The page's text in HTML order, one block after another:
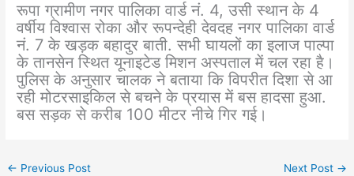
रूपा ग्रामीण नगर पालिका वार्ड नं. 4, उसी स्थान के 4
वर्षीय विश्वास रोका और रूपन्देही देवदह नगर पालिका वार्ड
नं. 7 के खड़क बहादुर बाती. सभी घायलों का इलाज पाल्पा
के तानसेन स्थित यूनाइटेड मिशन अस्पताल में चल रहा है।
पुलिस के अनुसार चालक ने बताया कि विपरीत दिशा से आ
रही मोटरसाइकिल से बचने के प्रयास में बस हादसा हुआ.
बस सड़क से करीब 100 मीटर नीचे गिर गई।
← Previous Post Next Post →